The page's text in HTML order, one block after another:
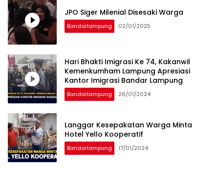
JPO Siger Milenial Disesaki Warga
Bandarlampung 02/01/2025
Hari Bhakti Imigrasi Ke 74, Kakanwil
Kemenkumham Lampung Apresiasi
Kantor Imigrasi Bandar Lampung
Bandarlampung 26/01/2024
Langgar Kesepakatan Warga Minta
Hotel Yello Kooperatif
Bandarlampung 17/01/2024